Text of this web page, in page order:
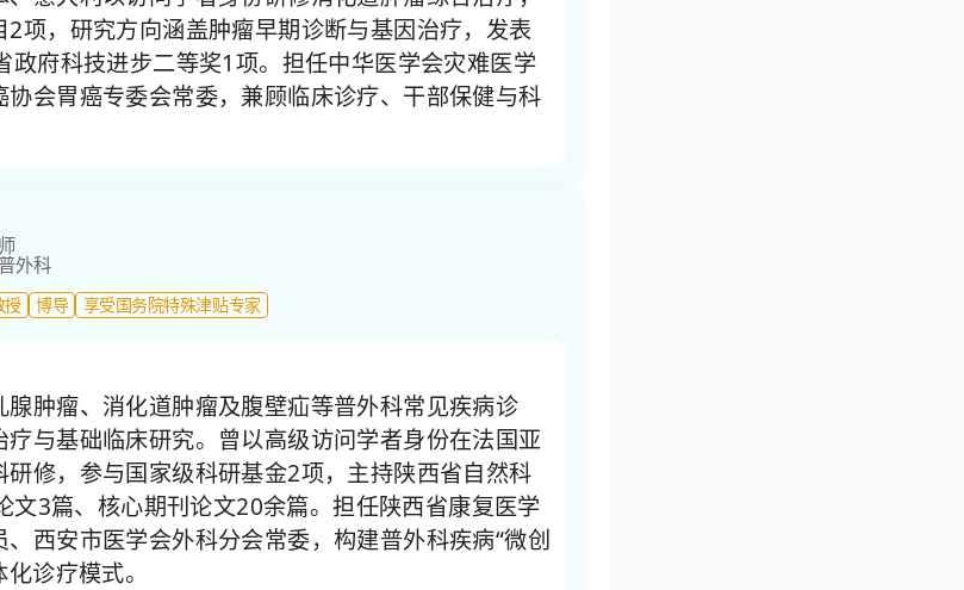
项，研究方向涵盖肿瘤早期诊断与基因治疗，发表
政府科技进步二等奖1项。担任中华医学会灾难医学
会胃癌专委会常委，兼顾临床诊疗、干部保健与科
外科
授 博导 享受国务院特殊津贴专家
肿瘤、消化道肿瘤及腹壁疝等普外科常见疾病诊
与基础临床研究。曾以高级访问学者身份在法国亚
修，参与国家级科研基金2项，主持陕西省自然科
文3篇、核心期刊论文20余篇。担任陕西省康复医学
西安市医学会外科分会常委，构建普外科疾病“微创
诊疗模式。